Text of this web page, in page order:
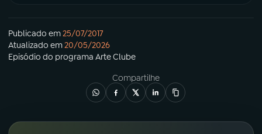
Publicado em25/07/2017
Atualizado em20/05/2026
Episódio do programa Arte Clube
Compartilhe